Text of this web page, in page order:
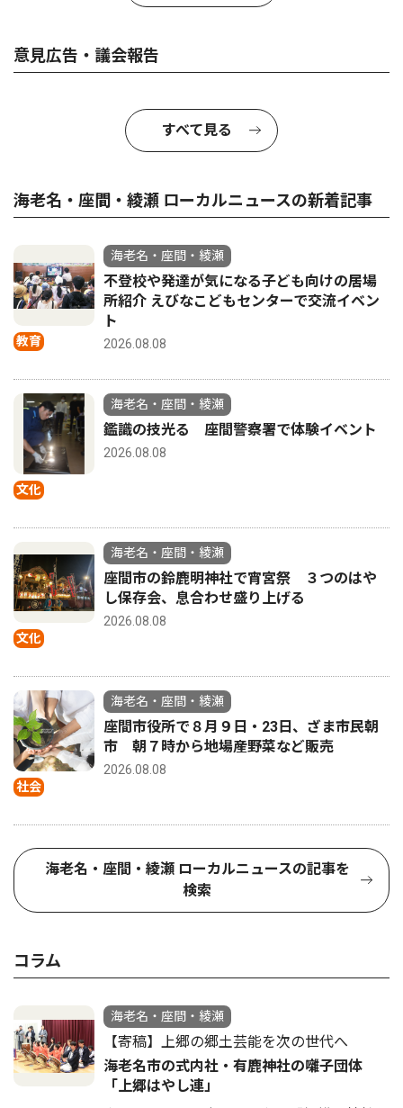
意見広告・議会報告
すべて見る
海老名・座間・綾瀬 ローカルニュースの新着記事
教育
海老名・座間・綾瀬
不登校や発達が気になる子ども向けの居場
所紹介 えびなこどもセンターで交流イベン
ト
2026.08.08
文化
海老名・座間・綾瀬
鑑識の技光る 座間警察署で体験イベント
2026.08.08
文化
海老名・座間・綾瀬
座間市の鈴鹿明神社で宵宮祭 ３つのはや
し保存会、息合わせ盛り上げる
2026.08.08
社会
海老名・座間・綾瀬
座間市役所で８月９日・23日、ざま市民朝
市 朝７時から地場産野菜など販売
2026.08.08
海老名・座間・綾瀬 ローカルニュースの記事を
検索
コラム
海老名・座間・綾瀬
【寄稿】上郷の郷土芸能を次の世代へ
海老名市の式内社・有鹿神社の囃子団体
「上郷はやし連」